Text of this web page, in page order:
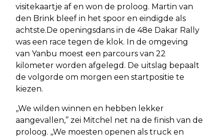
visitekaartje af en won de proloog. Martin van
den Brink bleef in het spoor en eindigde als
achtste.De openingsdans in de 48e Dakar Rally
was een race tegen de klok. In de omgeving
van Yanbu moest een parcours van 22
kilometer worden afgelegd. De uitslag bepaalt
de volgorde om morgen een startpositie te
kiezen.
,,We wilden winnen en hebben lekker
aangevallen,’’ zei Mitchel net na de finish van de
proloog. ,,We moesten openen als truck en